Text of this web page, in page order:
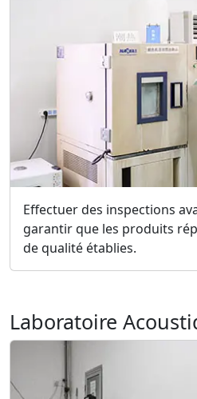
Effectuer des inspections
garantir que les produits
de qualité établies.
Laboratoire